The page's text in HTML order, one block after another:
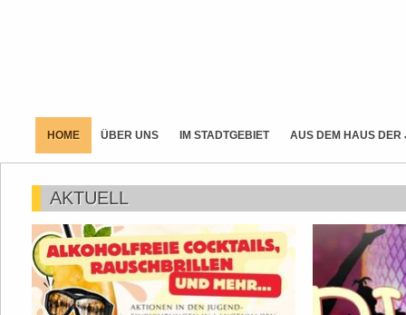
HOME ÜBER UNS IM STADTGEBIET AUS DEM HAUS DER
AKTUELL